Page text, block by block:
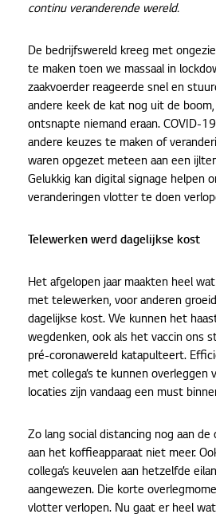
continu veranderende wereld.
De bedrijfswereld kreeg met
te maken toen we massaal in
zaakvoerder reageerde snel en
andere keek de kat nog uit de
ontsnapte niemand eraan. COVID-
andere keuzes te maken of
waren opgezet meteen aan een
Gelukkig kan digital signage helpen
veranderingen vlotter te doen
Telewerken werd dagelijkse kost
Het afgelopen jaar maakten heel
met telewerken, voor anderen
dagelijkse kost. We kunnen het
wegdenken, ook als het vaccin ons
pré-coronawereld katapulteert.
met collega’s te kunnen overleggen
locaties zijn vandaag een must
Zo lang social distancing nog aan de
aan het koffieapparaat niet meer.
collega’s keuvelen aan hetzelfde
aangewezen. Die korte
vlotter verlopen. Nu gaat er heel